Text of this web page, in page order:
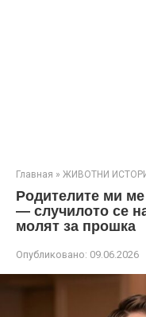
Главная » ЖИВОТНИ
Родителите ми
— случилото се
молят за прошка
Опубликовано: 09.06.2026